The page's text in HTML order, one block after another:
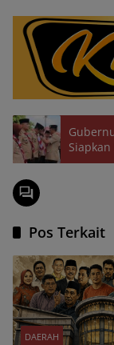
Pos Terkait
DAERAH